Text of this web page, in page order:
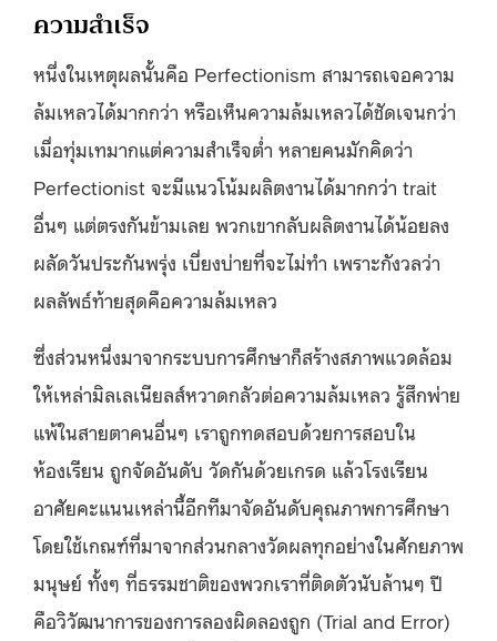
ความสำเร็จ
หนึ่งในเหตุผลนั้นคือ Perfectionism สามารถเจอความ
ล้มเหลวได้มากกว่า หรือเห็นความล้มเหลวได้ชัดเจนกว่า
เมื่อทุ่มเทมากแต่ความสำเร็จต่ำ หลายคนมักคิดว่า
Perfectionist จะมีแนวโน้มผลิตงานได้มากกว่า trait
อื่นๆ แต่ตรงกันข้ามเลย พวกเขากลับผลิตงานได้น้อยลง
ผลัดวันประกันพรุ่ง เบี่ยงบ่ายที่จะไม่ทำ เพราะกังวลว่า
ผลลัพธ์ท้ายสุดคือความล้มเหลว
ซึ่งส่วนหนึ่งมาจากระบบการศึกษาก็สร้างสภาพแวดล้อม
ให้เหล่ามิลเลเนียลส์หวาดกลัวต่อความล้มเหลว รู้สึกพ่าย
แพ้ในสายตาคนอื่นๆ เราถูกทดสอบด้วยการสอบใน
ห้องเรียน ถูกจัดอันดับ วัดกันด้วยเกรด แล้วโรงเรียน
อาศัยคะแนนเหล่านี้อีกทีมาจัดอันดับคุณภาพการศึกษา
โดยใช้เกณฑ์ที่มาจากส่วนกลางวัดผลทุกอย่างในศักยภาพ
มนุษย์ ทั้งๆ ที่ธรรมชาติของพวกเราที่ติดตัวนับล้านๆ ปี
คือวิวัฒนาการของการลองผิดลองถูก (Trial and Error)